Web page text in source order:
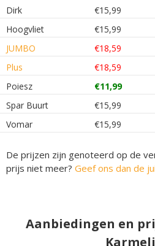
Dirk
€15,99
Hoogvliet
€15,99
JUMBO
€18,59
Plus
€18,59
Poiesz
€11,99
Spar Buurt
€15,99
Vomar
€15,99
De prijzen zijn genoteerd op de
prijs niet meer? Geef ons dan de
Aanbiedingen en